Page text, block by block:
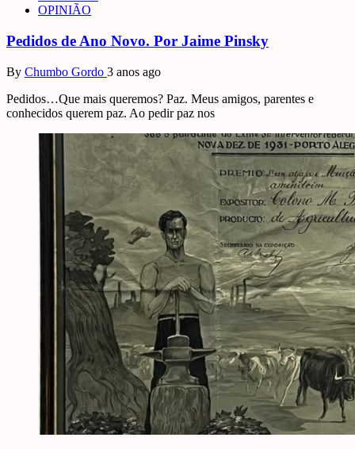
OPINIÃO
Pedidos de Ano Novo. Por Jaime Pinsky
By Chumbo Gordo 3 anos ago
Pedidos…Que mais queremos? Paz. Meus amigos, parentes e
conhecidos querem paz. Ao pedir paz nos